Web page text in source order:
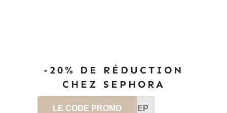
-20% DE RÉDUCTION
CHEZ SEPHORA
LE CODE PROMO SEP